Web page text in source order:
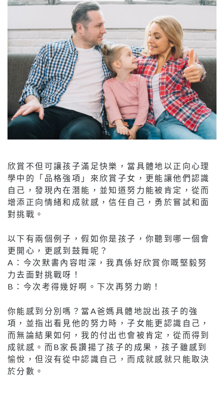
欣賞不但可讓孩子滿足快樂，當具體地以正向心理
學中的「品格強項」來欣賞子女，更能讓他們認識
自己，發現內在潛能，並知道努力能被肯定，從而
增添正向情緒和成就感，信任自己，勇於嘗試和面
對挑戰。
以下有兩個例子，假如你是孩子，你聽到哪一個會
更開心，更感到鼓舞呢？
A：今次默書內容咁深，我真係好欣賞你嘅堅毅努
力去面對挑戰呀！
B：今次考得幾好啊。下次再努力啲！
你能感到分別嗎？當A爸媽具體地說出孩子的強
項，並指出看見他的努力時，子女能更認識自己，
而無論結果如何，我的付出也會被肯定，從而得到
成就感。而B家長讚揚了孩子的成果，孩子雖感到
愉悅，但沒有從中認識自己，而成就感就只能取決
於分數。